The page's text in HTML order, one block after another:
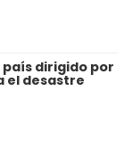
país dirigido por
el desastre